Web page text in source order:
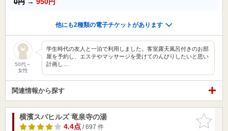
他にも2種類の電子チケットがあります
50代～
女性
学生時代の友人と一泊で利用しました。客室露天風呂付きのお部
屋を予約し、エステやマッサージを受けてのんびりしたいと思い
計画し…
関連情報から探す
お気に入
りに追加
横濱スパヒルズ 竜泉寺の湯
4.4点/ 697 件